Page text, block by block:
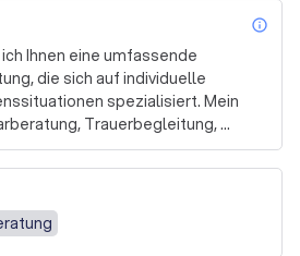
Ihnen eine umfassende
die sich auf individuelle
spezialisiert. Mein
Trauerbegleitung,
Unterstützung während der
im Wochenbett. Besonders am
von Sternenkindeltern,
die einen schweren